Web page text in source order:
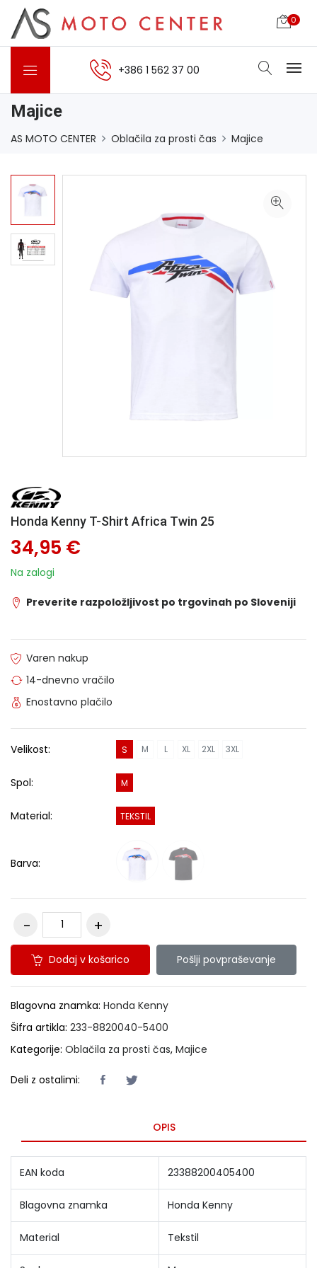
0
+386 1 562 37 00
Majice
AS MOTO CENTER Oblačila za prosti čas Majice
Honda Kenny T-Shirt Africa Twin 25
34,95 €
Na zalogi
Preverite razpoložljivost po trgovinah po Sloveniji
Varen nakup
14-dnevno vračilo
Enostavno plačilo
Velikost: S M L XL 2XL 3XL
Spol: M
Material: TEKSTIL
Barva:
Dodaj v košarico Pošlji povpraševanje
Blagovna znamka: Honda Kenny
Šifra artikla: 233-8820040-5400
Kategorije: Oblačila za prosti čas, Majice
Deli z ostalimi:
OPIS
EAN koda 23388200405400
Blagovna znamka Honda Kenny
Material Tekstil